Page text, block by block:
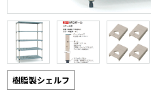
樹脂製シェルフ